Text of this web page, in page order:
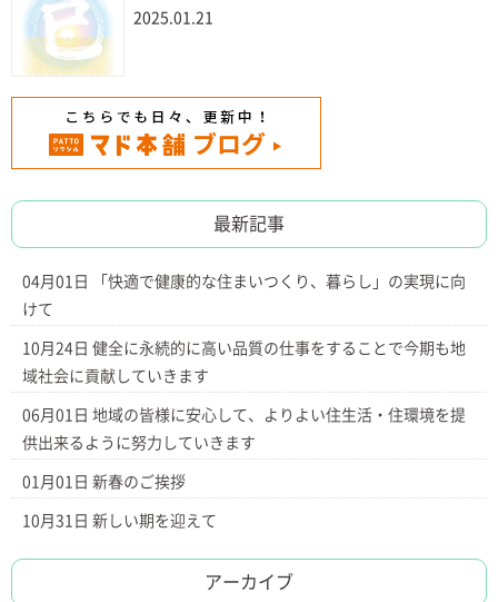
2025.01.21
最新記事
04月01日
「快適で健康的な住まいつくり、暮らし」の実現に向
けて
10月24日 健全に永続的に高い品質の仕事をすることで今期も地
域社会に貢献していきます
06月01日 地域の皆様に安心して、よりよい住生活・住環境を提
供出来るように努力していきます
01月01日 新春のご挨拶
10月31日 新しい期を迎えて
アーカイブ